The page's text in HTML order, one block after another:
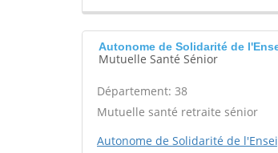
Autonome de Solidarité de
Mutuelle Santé Sénior
Département: 38
Mutuelle santé retraite sénior
Autonome de Solidarité de